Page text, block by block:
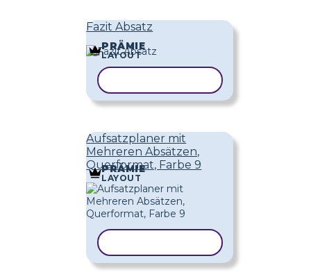
Fazit Absatz
PRÄMIE
LAYOUT
Aufsatzplaner mit
Mehreren Absätzen,
Querformat, Farbe 9
PRÄMIE
LAYOUT